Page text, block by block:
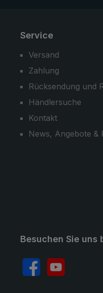
Service
Versand
Zahlung
Rücksendung und
Händlersuche
Kontakt
News, Angebote &
Besuchen Sie uns
FacebookYouTube